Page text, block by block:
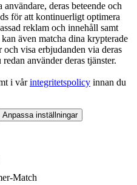
deras beteende och
för att kontinuerligt optimera
reklam och innehåll samt
även matcha dina krypterade
visa erbjudanden via deras
använder deras tjänster.
i vårintegritetspolicy innan du
Anpassa inställningar
Match